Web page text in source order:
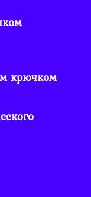
крючком